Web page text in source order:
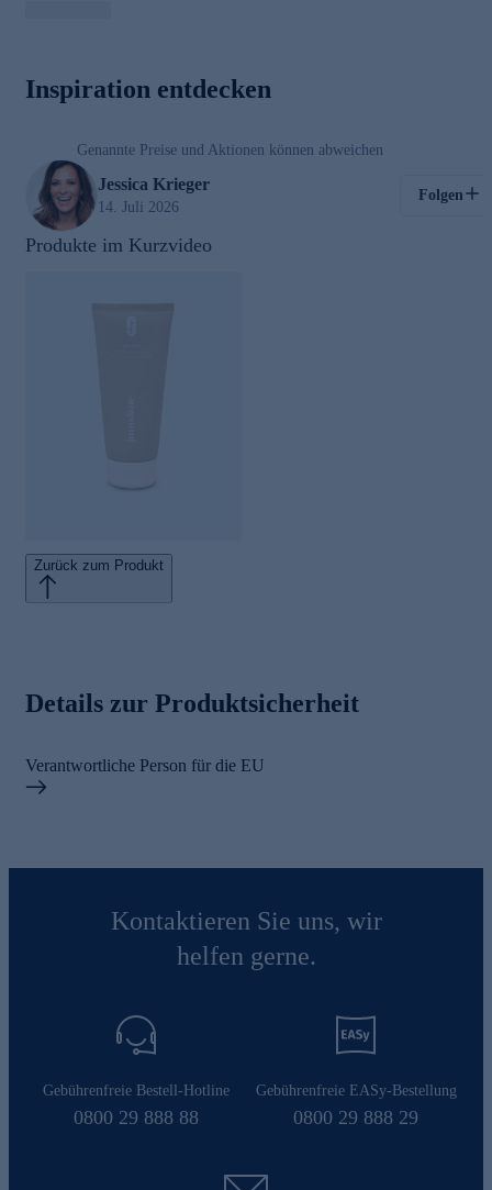
Inspiration entdecken
Kosmetik
/
00:45
Genannte Preise und Aktionen können abweichen
Jessica Krieger
14. Juli 2026
Folgen
Produkte im Kurzvideo
Zurück zum Produkt
Details zur Produktsicherheit
Verantwortliche Person für die EU
Kontaktieren Sie uns, wir
helfen gerne.
Gebührenfreie Bestell-Hotline
0800 29 888 88
Gebührenfreie EASy-Bestellung
0800 29 888 29